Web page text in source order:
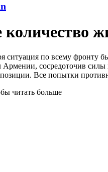
ситуация по всему
сосредоточив
Все попытки
читать больше